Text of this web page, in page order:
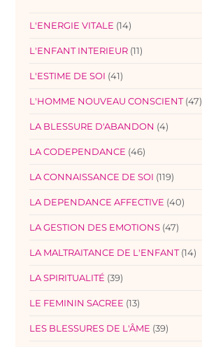
L'ENERGIE VITALE (14)
L'ENFANT INTERIEUR (11)
L'ESTIME DE SOI (41)
L'HOMME NOUVEAU CONSCIENT (47)
LA BLESSURE D'ABANDON (4)
LA CODEPENDANCE (46)
LA CONNAISSANCE DE SOI (119)
LA DEPENDANCE AFFECTIVE (40)
LA GESTION DES EMOTIONS (47)
LA MALTRAITANCE DE L'ENFANT (14)
LA SPIRITUALITÉ (39)
LE FEMININ SACREE (13)
LES BLESSURES DE L'ÂME (39)